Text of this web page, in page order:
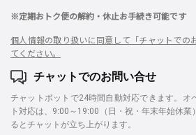
※定期おトク便の解約・休止お手続き可能です
個人情報の取り扱いに同意して「チャットでの
てください。
チャットでのお問い合せ
チャットボットで24時間自動対応できます。オ
ト対応は、9:00～19:00（日・祝・年末年始休業
るとチャットが立ち上がります。